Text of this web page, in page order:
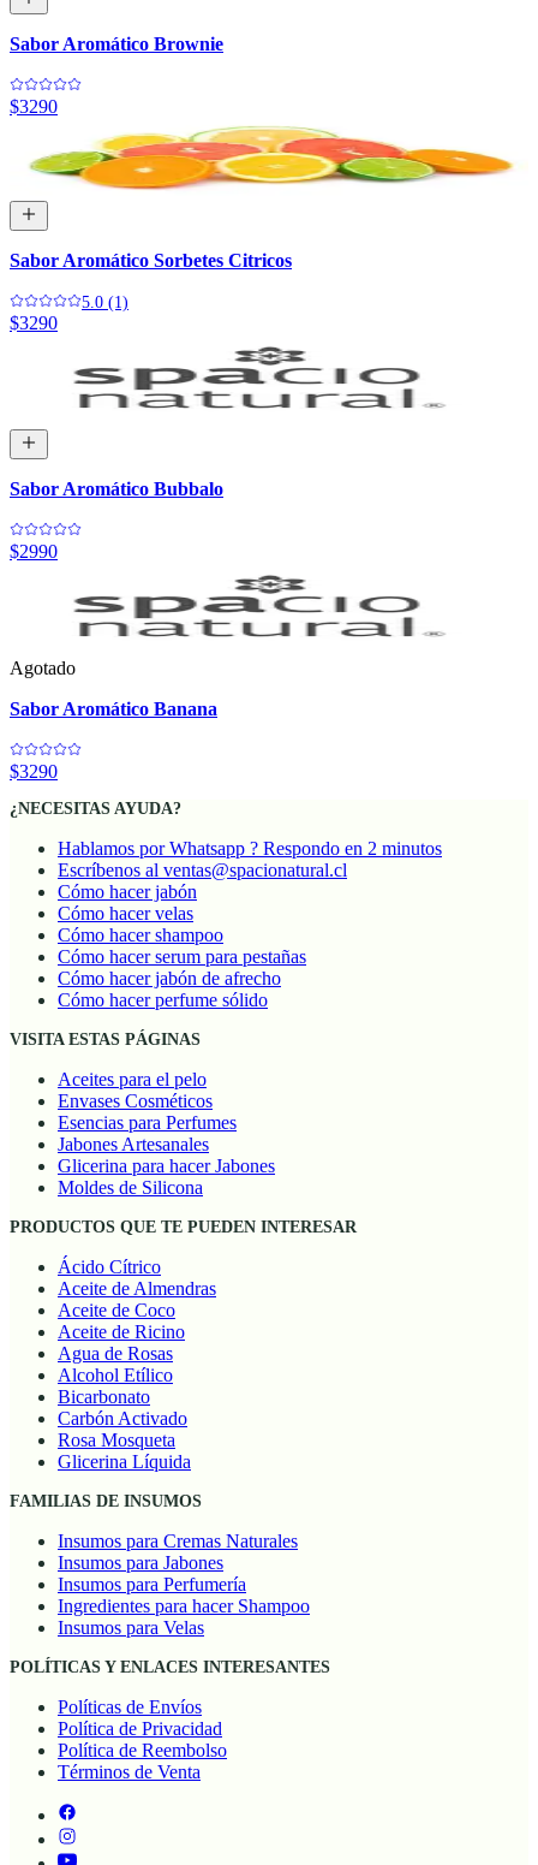
Sabor Aromático Brownie
$3290
Sabor Aromático Sorbetes Citricos
5.0 (1)
$3290
Sabor Aromático Bubbalo
$2990
Agotado
Sabor Aromático Banana
$3290
¿NECESITAS AYUDA?
Hablamos por Whatsapp ? Respondo en 2 minutos
Escríbenos al ventas@spacionatural.cl
Cómo hacer jabón
Cómo hacer velas
Cómo hacer shampoo
Cómo hacer serum para pestañas
Cómo hacer jabón de afrecho
Cómo hacer perfume sólido
VISITA ESTAS PÁGINAS
Aceites para el pelo
Envases Cosméticos
Esencias para Perfumes
Jabones Artesanales
Glicerina para hacer Jabones
Moldes de Silicona
PRODUCTOS QUE TE PUEDEN INTERESAR
Ácido Cítrico
Aceite de Almendras
Aceite de Coco
Aceite de Ricino
Agua de Rosas
Alcohol Etílico
Bicarbonato
Carbón Activado
Rosa Mosqueta
Glicerina Líquida
FAMILIAS DE INSUMOS
Insumos para Cremas Naturales
Insumos para Jabones
Insumos para Perfumería
Ingredientes para hacer Shampoo
Insumos para Velas
POLÍTICAS Y ENLACES INTERESANTES
Políticas de Envíos
Política de Privacidad
Política de Reembolso
Términos de Venta